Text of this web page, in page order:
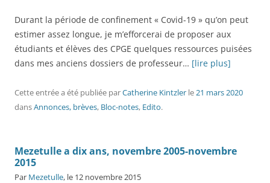
Durant la période de confinement « Covid-19 » qu’on peut
estimer assez longue, je m’efforcerai de proposer aux
étudiants et élèves des CPGE quelques ressources puisées
dans mes anciens dossiers de professeur… [lire plus]
Cette entrée a été publiée parCatherine Kintzler le21 mars 2020
dansAnnonces, brèves, Bloc-notes, Edito.
Mezetulle a dix ans, novembre 2005-novembre
2015
Par Mezetulle, le 12 novembre 2015